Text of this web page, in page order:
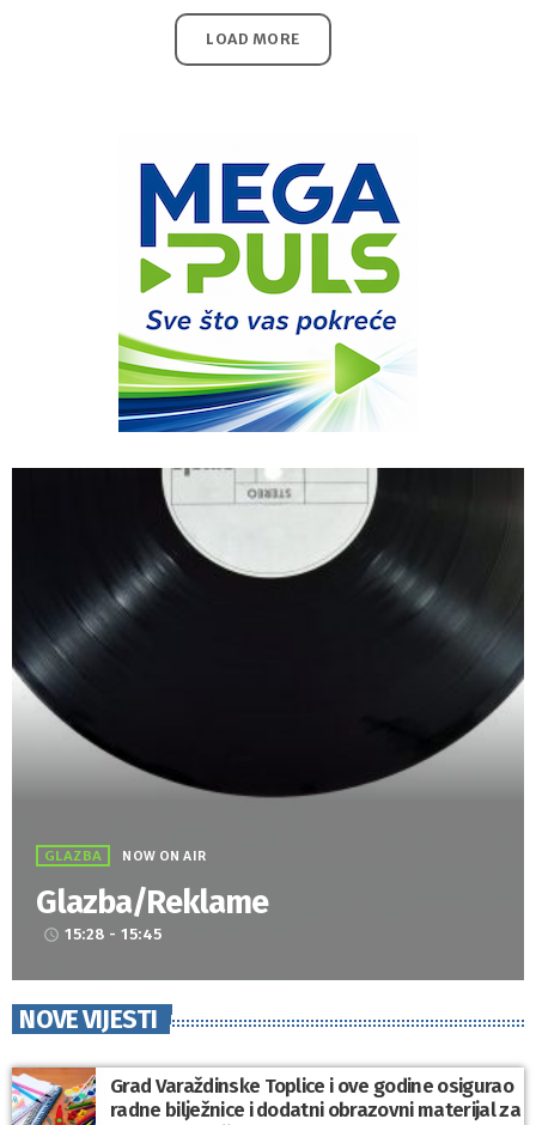
LOAD MORE
GLAZBA NOW ON AIR
Glazba/Reklame
access_time 15:28 - 15:45
NOVE VIJESTI
Grad Varaždinske Toplice i ove godine osigurao
radne bilježnice i dodatni obrazovni materijal za